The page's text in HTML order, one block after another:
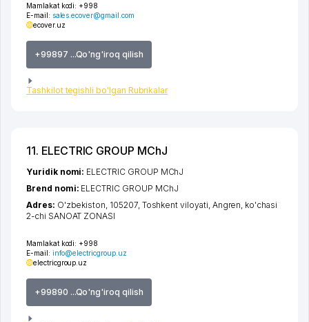
Mamlakat kodi: +998
E-mail: sales.ecover@gmail.com
ecover.uz
+99897 ...Qo'ng'iroq qilish
Tashkilot tegishli bo'lgan Rubrikalar
11. ELECTRIC GROUP MChJ
Mamlakat kodi: +998
E-mail: info@electricgroup.uz
electricgroup.uz
+99890 ...Qo'ng'iroq qilish
Yuridik nomi: ELECTRIC GROUP MChJ
Brend nomi: ELECTRIC GROUP MChJ
Adres: O'zbekiston, 105207, Toshkent viloyati, Angren, ko'chasi
2-chi SANOAT ZONASI